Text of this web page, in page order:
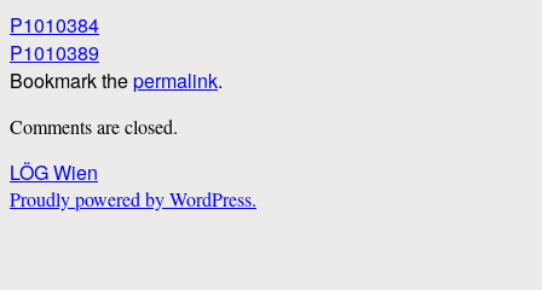
P1010384
P1010389
Bookmark thepermalink.
Comments are closed.
LÖG Wien
Proudly powered by WordPress.